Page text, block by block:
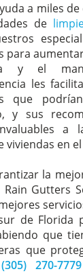
a miles
de
para
y el
les
que
y sus
a
en
la
Gutters
de Florida
que
que
(305) 270-7779